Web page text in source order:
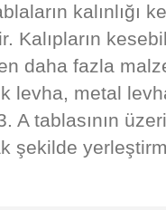
kalınlığı
Kalıpların
daha fazla
levha, metal
A tablasının
şekilde